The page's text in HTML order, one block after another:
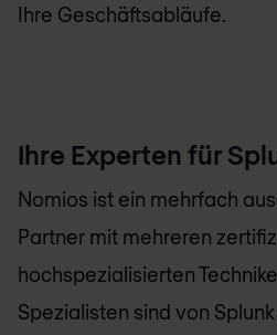
Ihre Geschäftsabläufe.
Ihre Experten für
Nomios ist ein mehrfach
Partner mit mehreren
hochspezialisierten
Spezialisten sind von